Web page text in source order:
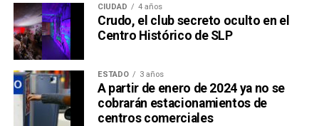
CIUDAD 4 años
Crudo, el club secreto oculto en el
Centro Histórico de SLP
ESTADO 3 años
A partir de enero de 2024 ya no se
cobrarán estacionamientos de
centros comerciales